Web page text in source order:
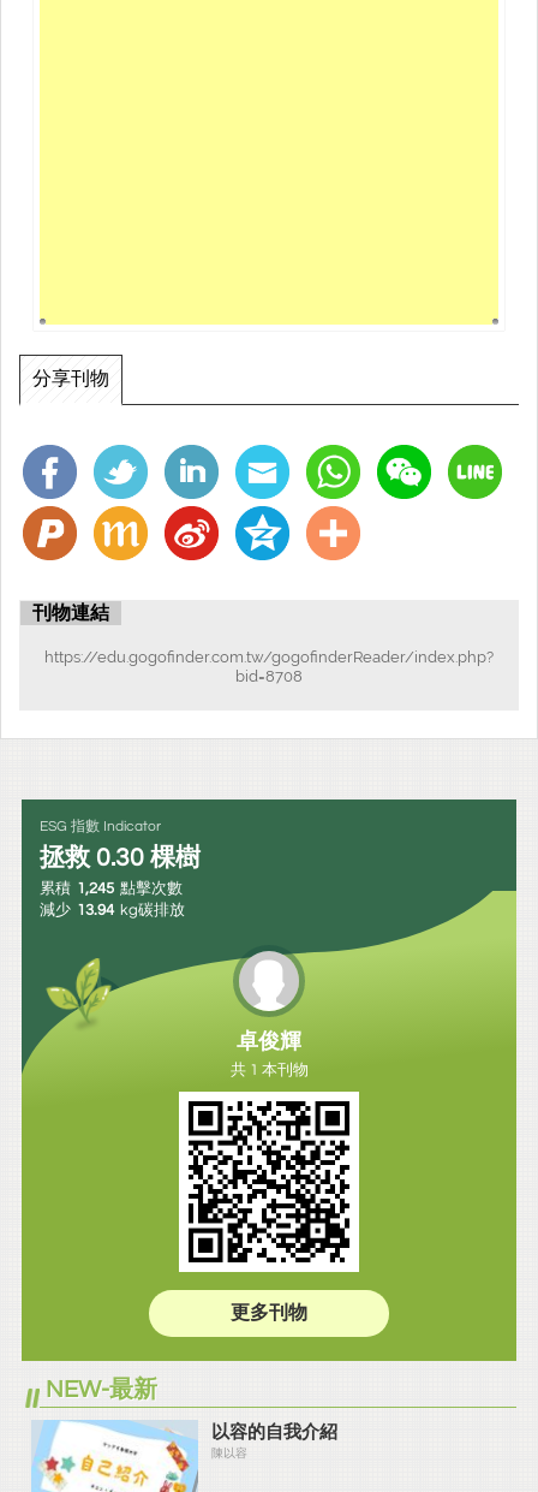
分享刊物
刊物連結
https://edu.gogofinder.com.tw/gogofinderReader/index.php?
bid=8708
ESG 指數 Indicator
拯救 0.30 棵樹
累積 1,245 點擊次數
減少 13.94 kg碳排放
卓俊輝
共 1 本刊物
更多刊物
NEW-最新
以容的自我介紹
陳以容